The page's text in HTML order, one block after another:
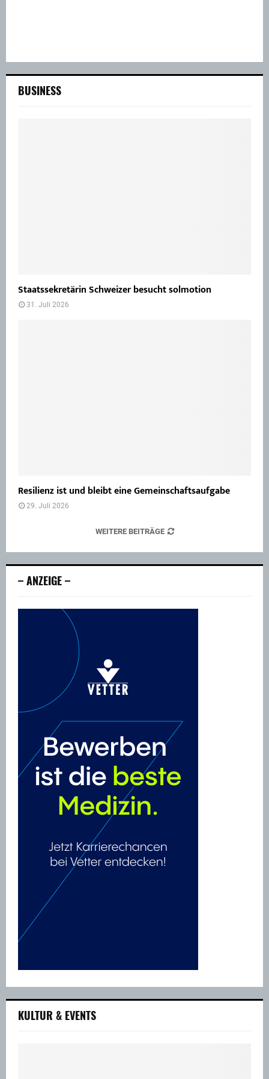
BUSINESS
Staatssekretärin Schweizer besucht solmotion
31. Juli 2026
Resilienz ist und bleibt eine Gemeinschaftsaufgabe
29. Juli 2026
WEITERE BEITRÄGE
– ANZEIGE –
KULTUR & EVENTS